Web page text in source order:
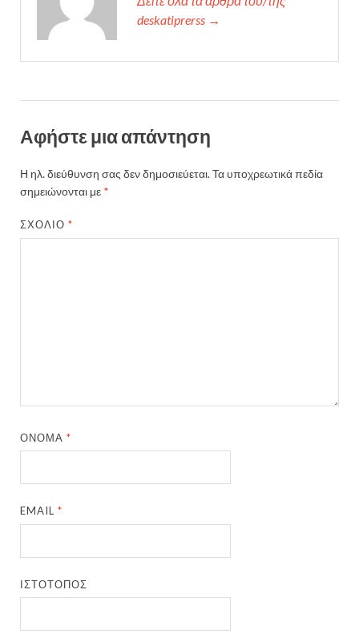
deskatiprerss →
Αφήστε μια απάντηση
Η ηλ. διεύθυνση σας δεν δημοσιεύεται.Τα υποχρεωτικά πεδία
σημειώνονται με *
ΣΧΌΛΙΟ*
ΌΝΟΜΑ*
EMAIL*
ΙΣΤΌΤΟΠΟΣ